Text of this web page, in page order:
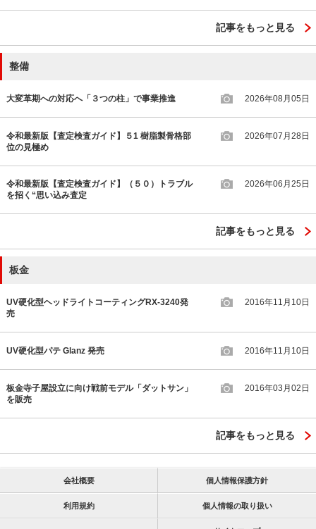
記事をもっと見る
整備
大変革期への対応へ「３つの柱」で事業推進 2026年08月05日
令和最新版【査定検査ガイド】５1 樹脂製骨格部
位の見極め
2026年07月28日
令和最新版【査定検査ガイド】（５０）トラブル
を招く“思い込み査定
2026年06月25日
記事をもっと見る
板金
UV硬化型ヘッドライトコーティングRX-3240発
売
2016年11月10日
UV硬化型パテ Glanz 発売 2016年11月10日
板金寺子屋設立に向け戦前モデル「ダットサン」
を販売
2016年03月02日
記事をもっと見る
会社概要 個人情報保護方針
利用規約 個人情報の取り扱い